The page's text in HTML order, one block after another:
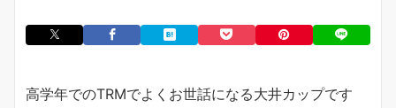
高学年でのTRMでよくお世話になる大井カップです